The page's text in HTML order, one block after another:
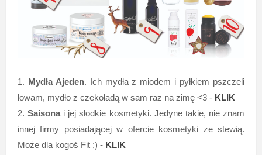
1. Mydła Ajeden. Ich mydła z miodem i pyłkiem pszczeli
lowam, mydło z czekoladą w sam raz na zimę <3 - KLIK
2.Saisonai jej słodkie kosmetyki. Jedyne takie, nie znam
innej firmy posiadającej w ofercie kosmetyki ze stewią.
Może dla kogoś Fit ;) - KLIK